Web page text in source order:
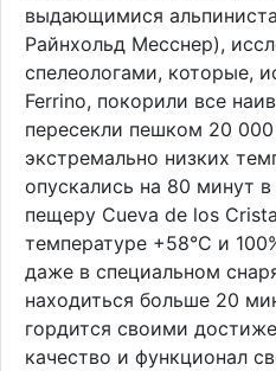
выдающимися
Райнхольд Месснер),
спелеологами, которые,
Ferrino, покорили все
пересекли пешком 20
экстремально низких
опускались на 80 минут
пещеру Cueva de los
температуре +58°С и
даже в специальном
находиться больше 20
гордится своими
качество и функционал